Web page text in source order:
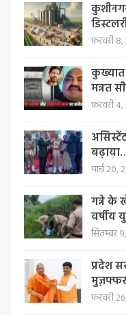
फरवरी
मन्नत
फरवरी
मार्च 20,
गन्ने के
वर्षीय
सितम्बर
प्रदेश
फरवरी